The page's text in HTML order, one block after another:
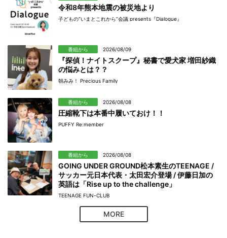
令和8年熊本地震の被災地より
子どもの“いまとこれから”会議 presents『Dialogue』
番組から 2026/08/09
『探偵！ナイトスクープ』秘書で愛犬家 増田紗織
の悩みとは？？
朝みみ！ Precious Family
番組から 2026/08/08
圧縮靴下は本番中履いておけ！！
PUFFY Re:member
番組から 2026/08/08
GOING UNDER GROUND松本素生のTEENAGE /
サッカー元日本代表・太田宏介登場 / 伊藤日加の
英語は「Rise up to the challenge」
TEENAGE FUN-CLUB
MORE